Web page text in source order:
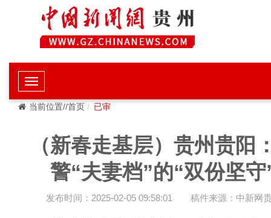
当前位置//首页 已审
（新春走基层）贵州贵阳
警“夫妻档”的“双份坚守
发布时间：2025-02-05 09:58:01 稿件来源：中新网